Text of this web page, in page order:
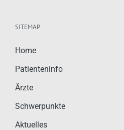
SITEMAP
Home
Patienteninfo
Ärzte
Schwerpunkte
Aktuelles